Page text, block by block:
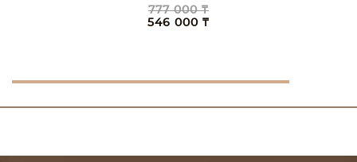
777 000 ₸
546 000 ₸